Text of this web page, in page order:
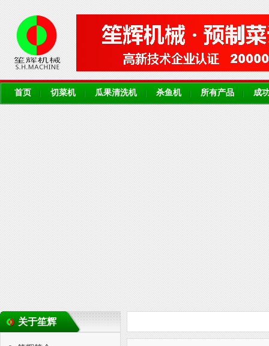
首页 切菜机 瓜果清洗机 杀鱼机 所有产品 成
关于笙辉